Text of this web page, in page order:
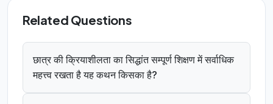
Related Questions
छात्र की क्रियाशीलता का सिद्धांत सम्पूर्ण शिक्षण में सर्वाधिक
महत्त्व रखता है यह कथन किसका है?